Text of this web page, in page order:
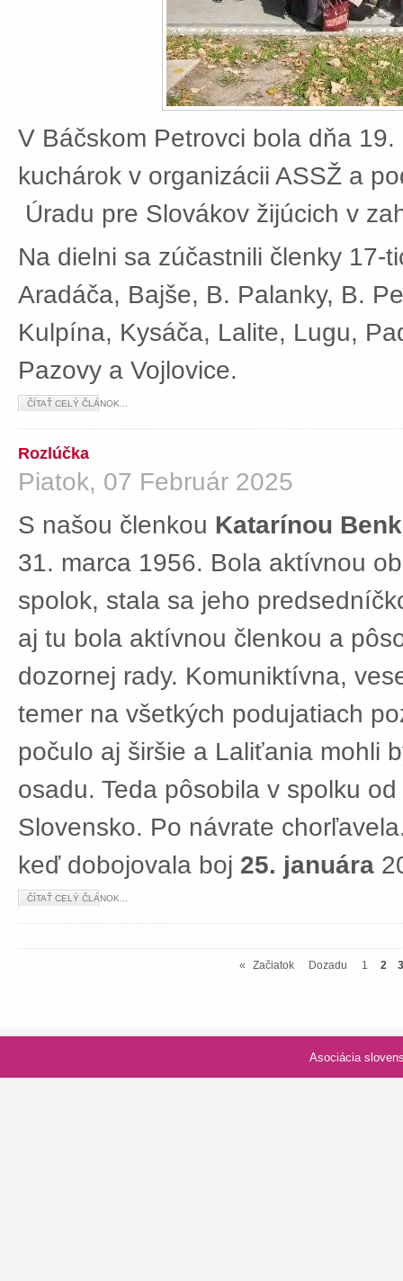
V Báčskom Petrovci bola dňa
kuchárok v organizácii ASSŽ a
Úradu pre Slovákov žijúcich v
Na dielni sa zúčastnili členky 17-
Aradáča, Bajše, B. Palanky, B.
Kulpína, Kysáča, Lalite, Lugu,
Pazovy a Vojlovice.
ČÍTAŤ CELÝ ČLÁNOK...
Rozlúčka
Piatok, 07 Február 2025
S našou členkou Katarínou
31. marca 1956. Bola aktívnou
spolok, stala sa jeho
aj tu bola aktívnou členkou a
dozornej rady. Komuniktívna,
temer na všetkých podujatiach
počulo aj širšie a Laliťania mohli
osadu. Teda pôsobila v spolku
Slovensko. Po návrate
keď dobojovala boj 25. januára
ČÍTAŤ CELÝ ČLÁNOK...
« Začiatok Dozadu 1 2 3
Asociácia slovenských